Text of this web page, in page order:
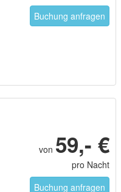
Buchung anfragen
von 59,- €
pro Nacht
Buchung anfragen